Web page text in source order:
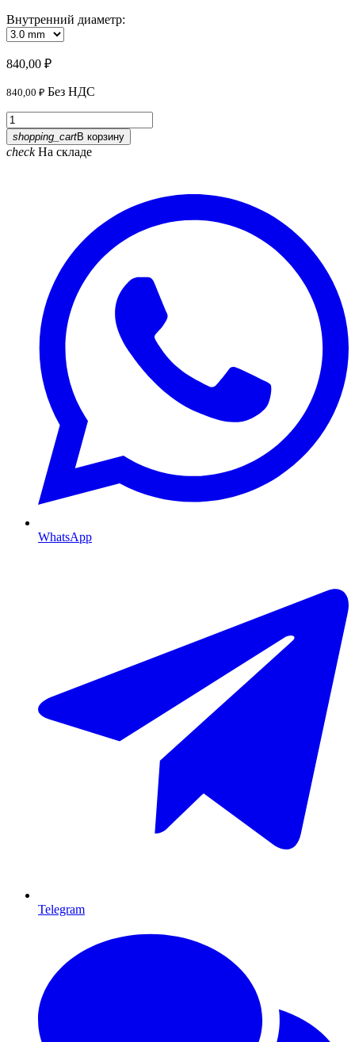
Внутренний диаметр:
840,00 ₽
840,00 ₽ Без НДС
shopping_cartВ корзину
checkНа складе
WhatsApp
Telegram